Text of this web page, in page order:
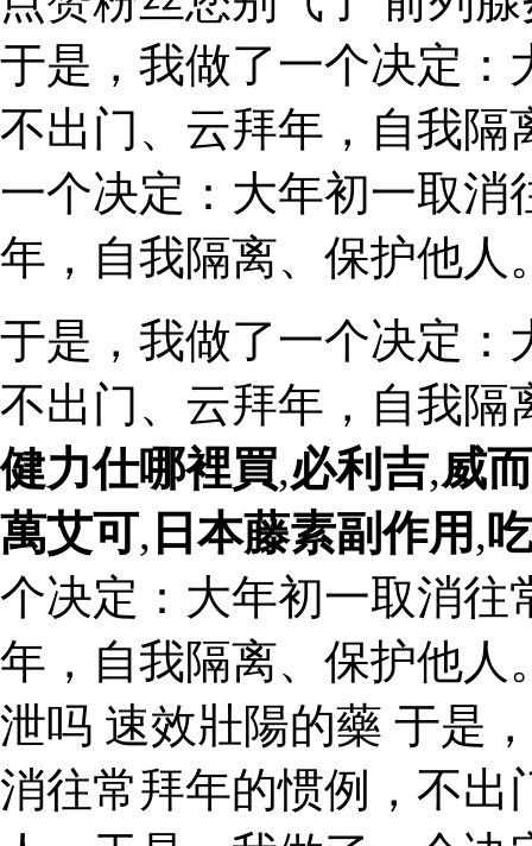
于是，我做了一个决定：
不出门、云拜年，自我隔
一个决定：大年初一取消
年，自我隔离、保护他人
于是，我做了一个决定：
不出门、云拜年，自我
健力仕哪裡買,必利吉,威
萬艾可, 日本藤素副作用 ,
个决定：大年初一取消往
年，自我隔离、保护他人
泄吗 速效壯陽的藥 于是
消往常拜年的惯例，不出